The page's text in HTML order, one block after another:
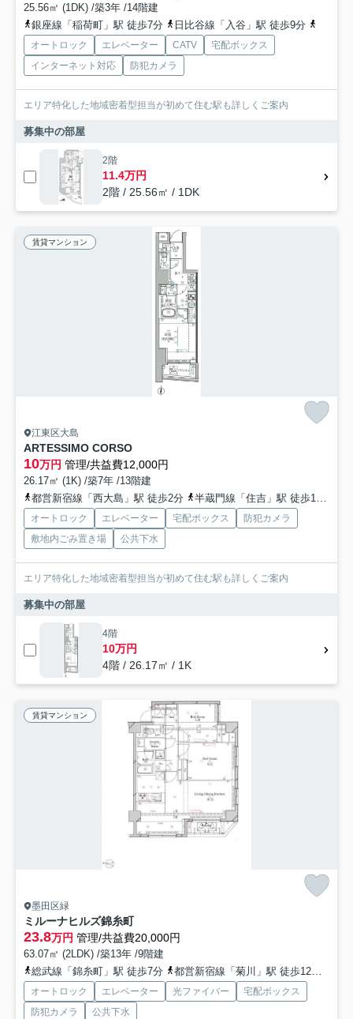
25.56㎡ (1DK) /築3年 /14階建
銀座線「稲荷町」駅 徒歩7分
日比谷線「入谷」駅 徒歩9分
オートロック エレベーター CATV
宅配ボックス
インターネット対応
防犯カメラ
エリア特化した地域密着型担当が初めて住む駅も詳しくご案内
募集中の部屋
2階
11.4万円
2階 / 25.56㎡ / 1DK
賃貸マンション
江東区大島
ARTESSIMO CORSO
10万円 管理/共益費12,000円
26.17㎡ (1K) /築7年 /13階建
都営新宿線「西大島」駅 徒歩2分
半蔵門線「住吉」駅 徒歩10分
オートロック エレベーター 宅配ボックス
防犯カメラ
敷地内ごみ置き場
公共下水
エリア特化した地域密着型担当が初めて住む駅も詳しくご案内
募集中の部屋
4階
10万円
4階 / 26.17㎡ / 1K
賃貸マンション
墨田区緑
ミルーナヒルズ錦糸町
23.8万円 管理/共益費20,000円
63.07㎡ (2LDK) /築13年 /9階建
総武線「錦糸町」駅 徒歩7分
都営新宿線「菊川」駅 徒歩12分
オートロック エレベーター 光ファイバー
宅配ボックス
防犯カメラ
公共下水